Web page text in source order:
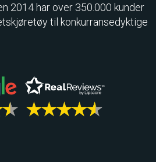
2014 har over 350.000 kunder
til konkurransedyktige